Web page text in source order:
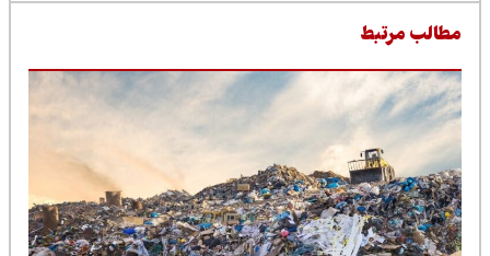
مرتبط